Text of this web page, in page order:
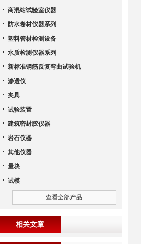
商混站试验室仪器
防水卷材仪器系列
塑料管材检测设备
水质检测仪器系列
新标准钢筋反复弯曲试验机
渗透仪
夹具
试验装置
建筑密封胶仪器
岩石仪器
其他仪器
量块
试模
查看全部产品
相关文章